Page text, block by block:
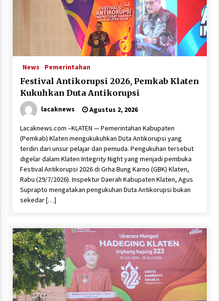
News Pemerintahan
Festival Antikorupsi 2026, Pemkab Klaten
Kukuhkan Duta Antikorupsi
lacaknews Agustus 2, 2026
Lacaknews.com –KLATEN — Pemerintahan Kabupaten
(Pemkab) Klaten mengukukuhkan Duta Antikorupsi yang
terdiri dari unsur pelajar dan pemuda. Pengukuhan tersebut
digelar dalam Klaten Integrity Night yang menjadi pembuka
Festival Antikorupsi 2026 di Grha Bung Karno (GBK) Klaten,
Rabu (29/7/2026). Inspektur Daerah Kabupaten Klaten, Agus
Suprapto mengatakan pengukuhan Duta Antikorupsi bukan
sekedar […]